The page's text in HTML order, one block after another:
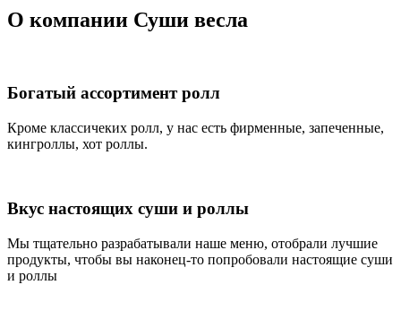
О компании Суши весла
Богатый ассортимент ролл
Кроме классичеких ролл, у нас есть фирменные, запеченные,
кингроллы, хот роллы.
Вкус настоящих суши и роллы
Мы тщательно разрабатывали наше меню, отобрали лучшие
продукты, чтобы вы наконец-то попробовали настоящие суши
и роллы